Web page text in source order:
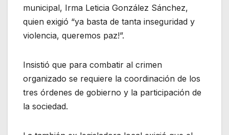
municipal, Irma Leticia González Sánchez,
quien exigió “ya basta de tanta inseguridad y
violencia, queremos paz!”.
Insistió que para combatir al crimen
organizado se requiere la coordinación de los
tres órdenes de gobierno y la participación de
la sociedad.